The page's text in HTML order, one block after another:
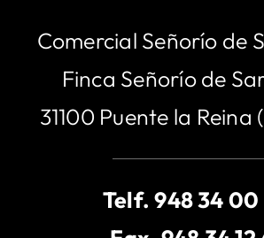
Comercial Señorío de
Finca Señorío de
31100 Puente la
Telf.948 34